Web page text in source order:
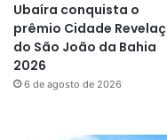
Ubaíra conquista o
prêmio Cidade
do São João da Bahia
2026
6 de agosto de 2026